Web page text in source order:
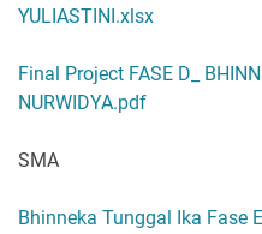
YULIASTINI.xlsx
Final Project FASE D_
NURWIDYA.pdf
SMA
Bhinneka Tunggal Ika Fase